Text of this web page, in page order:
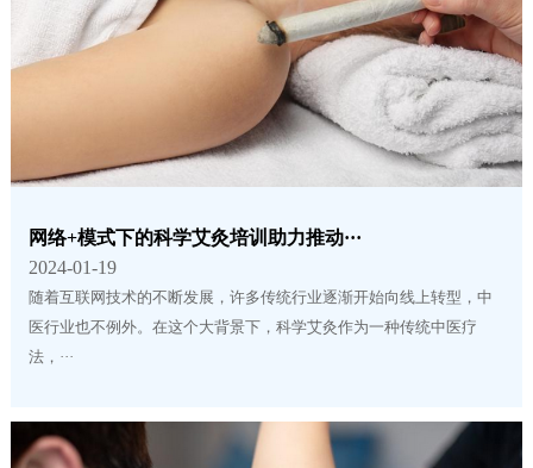
网络+模式下的科学艾灸培训助力推动···
2024-01-19
随着互联网技术的不断发展，许多传统行业逐渐开始向线上转型，中
医行业也不例外。在这个大背景下，科学艾灸作为一种传统中医疗
法，···